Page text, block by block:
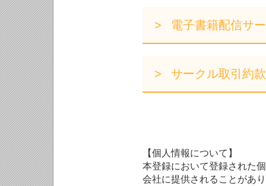
電子書籍配信サ
サークル取引約款
【個人情報について】
本登録において登録された
会社に提供されることがあ